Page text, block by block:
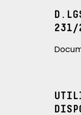
231/